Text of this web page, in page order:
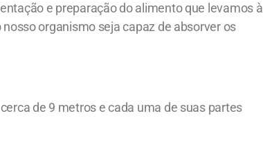
e preparação do alimento que levamos à
organismo seja capaz de absorver os
de 9 metros e cada uma de suas partes